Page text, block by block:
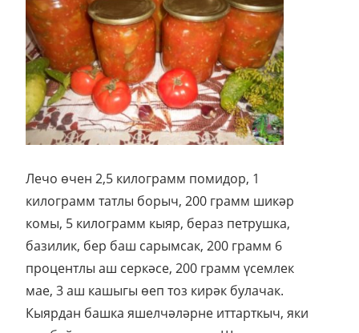
Лечо өчен 2,5 килограмм помидор, 1
килограмм татлы борыч, 200 грамм шикәр
комы, 5 килограмм кыяр, бераз петрушка,
базилик, бер баш сарымсак, 200 грамм 6
процентлы аш серкәсе, 200 грамм үсемлек
мае, 3 аш кашыгы өеп тоз кирәк булачак.
Кыярдан башка яшелчәләрне иттарткыч, яки